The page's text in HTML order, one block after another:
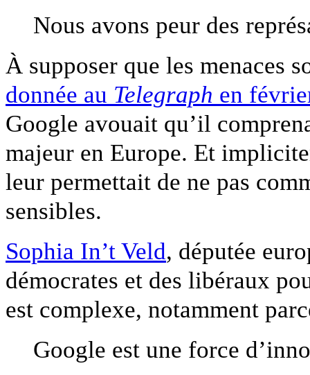
Nous avons peur des
À supposer que les menaces
donnée au Telegraph en
Google avouait qu’il
majeur en Europe. Et
leur permettait de ne pas
sensibles.
Sophia In’t Veld, députée
démocrates et des libéraux
est complexe, notamment
Google est une force